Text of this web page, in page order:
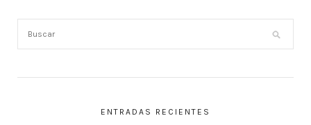
ENTRADAS RECIENTES